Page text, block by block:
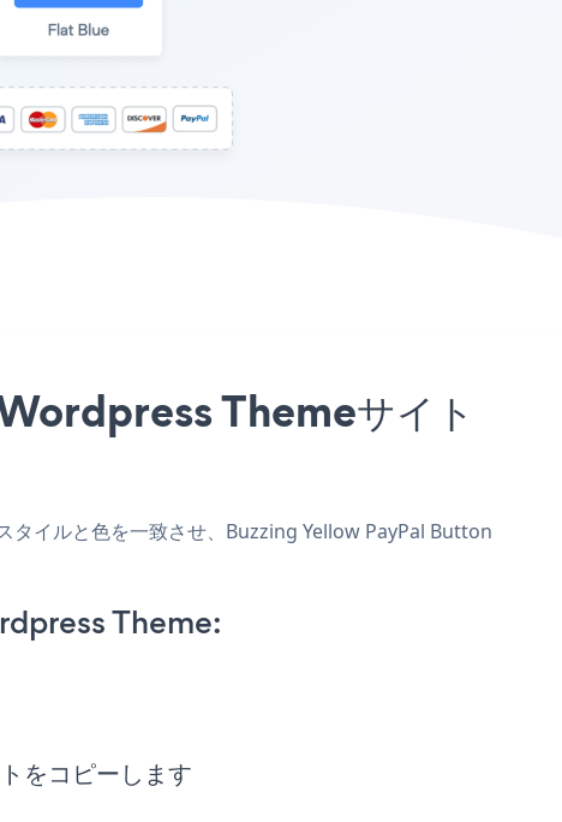
Themeサイト
イルと色を一致させ、Buzzing Yellow PayPal Button
Theme:
コピーします